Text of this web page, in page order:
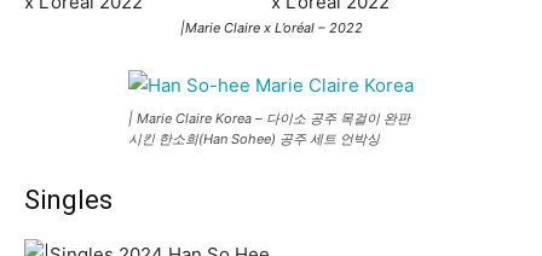
|Marie Claire x L’oréal – 2022
| Marie Claire Korea – 다이소 공주 목걸이 완판
시킨 한소희(Han Sohee) 공주 세트 언박싱
Singles